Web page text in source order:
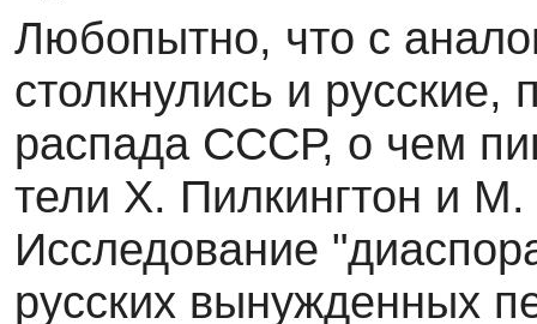
Любопытно, что с
столкнулись и
распада СССР, о чем
тели Х. Пилкингтон и
Исследование
русских вынужденных